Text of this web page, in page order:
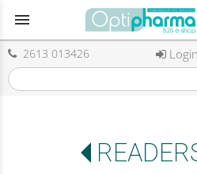
menu
2613 013426 Login